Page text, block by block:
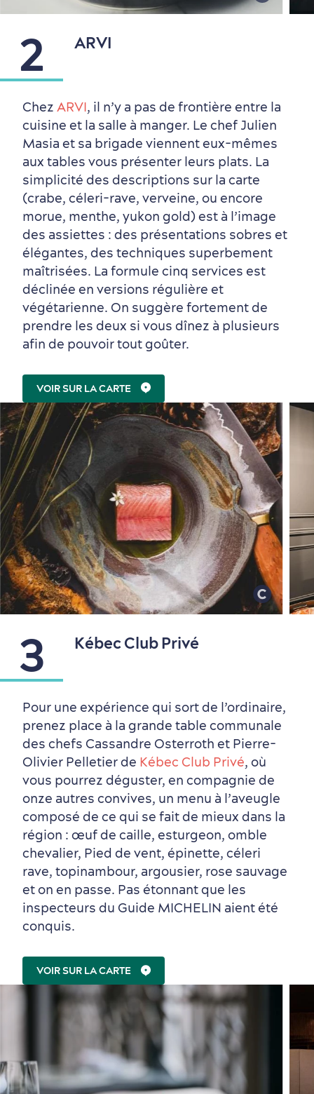
Tourisme responsable
Première visite
Événements
Histoire vivante
en amoureux
au petit-déjeuner
Rabais hôtels
Compensation carbone
Croisières internationales
2 ARVI
Chez ARVI, il n’y a pas de frontière entre la
cuisine et la salle à manger. Le chef Julien
Masia et sa brigade viennent eux-mêmes
aux tables vous présenter leurs plats. La
simplicité des descriptions sur la carte
(crabe, céleri-rave, verveine, ou encore
morue, menthe, yukon gold) est à l’image
des assiettes : des présentations sobres et
élégantes, des techniques superbement
maîtrisées. La formule cinq services est
déclinée en versions régulière et
végétarienne. On suggère fortement de
prendre les deux si vous dînez à plusieurs
afin de pouvoir tout goûter.
VOIR SUR LA CARTE
3 Kébec Club Privé
Pour une expérience qui sort de l’ordinaire,
prenez place à la grande table communale
des chefs Cassandre Osterroth et Pierre-
Olivier Pelletier de Kébec Club Privé, où
vous pourrez déguster, en compagnie de
onze autres convives, un menu à l’aveugle
composé de ce qui se fait de mieux dans la
région : œuf de caille, esturgeon, omble
chevalier, Pied de vent, épinette, céleri
rave, topinambour, argousier, rose sauvage
et on en passe. Pas étonnant que les
inspecteurs du Guide MICHELIN aient été
conquis.
VOIR SUR LA CARTE